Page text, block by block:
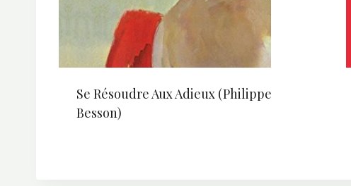
Se Résoudre Aux Adieux (Philippe
Besson)